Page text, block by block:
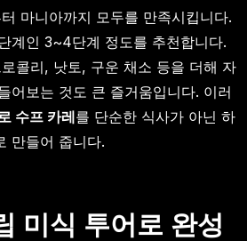
마니아까지 모두를 만족시킵니다.
계인 3~4단계 정도를 추천합니다.
콜리, 낫토, 구운 채소 등을 더해 자
어보는 것도 큰 즐거움입니다. 이러
수프 카레를 단순한 식사가 아닌 하
만들어 줍니다.
미식 투어로 완성